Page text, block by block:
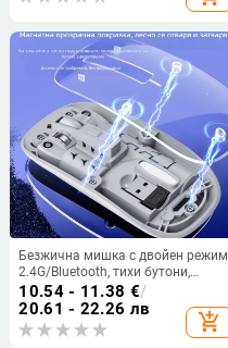
Безжична мишка с двойен режим
2.4G/Bluetooth, тихи бутони,
презареждаща се, 1400dpi, 5
бутона
10.54 - 11.38 €/
20.61 - 22.26 лв
add_shopping_cart